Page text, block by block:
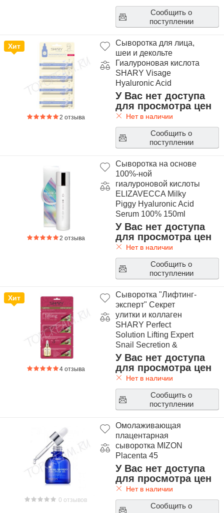
Сообщить о
поступлении
2 отзыва
Хит
Сыворотка для лица,
шеи и декольте
Гиалуроновая кислота
SHARY Visage
Hyaluronic Acid
У Вас нет доступа
для просмотра цен
Нет в наличии
Сообщить о
поступлении
2 отзыва
Сыворотка на основе
100%-ной
гиалуроновой кислоты
ELIZAVECCA Milky
Piggy Hyaluronic Acid
Serum 100% 150ml
У Вас нет доступа
для просмотра цен
Нет в наличии
Сообщить о
поступлении
4 отзыва
Хит
Сыворотка "Лифтинг-
эксперт" Секрет
улитки и коллаген
SHARY Perfect
Solution Lifting Expert
Snail Secretion &
Collagen
У Вас нет доступа
для просмотра цен
Нет в наличии
Сообщить о
поступлении
0 отзывов
Омолаживающая
плацентарная
сыворотка MIZON
Placenta 45
У Вас нет доступа
для просмотра цен
Нет в наличии
Сообщить о